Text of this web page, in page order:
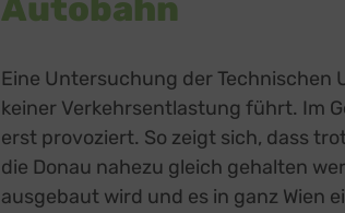
Autobahn
Eine Untersuchung der Technischen
keiner Verkehrsentlastung führt. Im
erst provoziert. So zeigt sich, dass
die Donau nahezu gleich gehalten
ausgebaut wird und es in ganz Wien
Google Ireland Limited, Irland